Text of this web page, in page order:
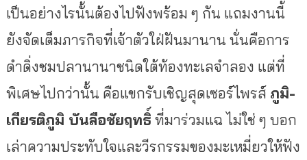
เป็นอย่างไรนั้นต้องไปฟังพร้อม ๆ กัน แถมงานนี้
ยังจัดเต็มภารกิจที่เจ้าตัวใฝ่ฝันมานาน นั่นคือการ
ดำดิ่งชมปลานานาชนิดใต้ท้องทะเลจำลอง แต่ที่
พิเศษไปกว่านั้น คือแขกรับเชิญสุดเซอร์ไพรส์ ภูมิ-
เกียรติภูมิ บันลือชัยฤทธิ์ ที่มาร่วมแฉ ไม่ใช่ ๆ บอก
เล่าความประทับใจและวีรกรรมของมะเหมี่ยวให้ฟัง